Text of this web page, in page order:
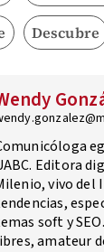
Descubre
Editora
vivo del
soft y
amateur